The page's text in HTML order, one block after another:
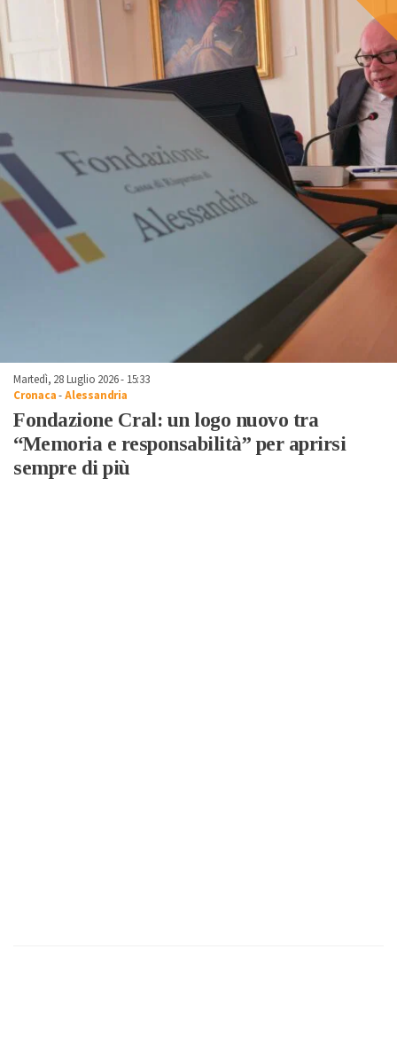
Martedì, 28 Luglio 2026 - 15:33
Cronaca-Alessandria
Fondazione Cral: un logo nuovo tra
“Memoria e responsabilità” per aprirsi
sempre di più